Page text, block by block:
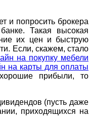
и попросить брокера
Такая высокая
их цен и быструю
Если, скажем, стало
на покупку мебели
на карты для оплаты
прибыли, то
(пусть даже
приходящихся на